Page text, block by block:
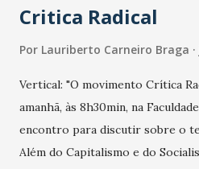
Vicente de Castro número 4.397.
Critica Radical
Por Lauriberto Carneiro Braga
Vertical: "O movimento Crítica
amanhã, às 8h30min, na
encontro para discutir sobre o
Além do Capitalismo e do